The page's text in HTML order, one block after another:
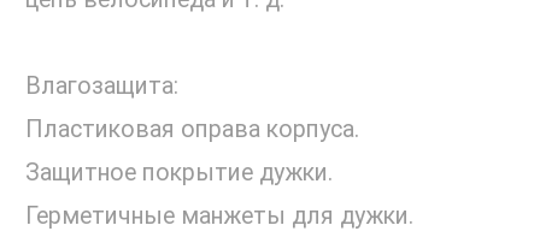
Влагозащита:
Пластиковая оправа корпуса.
Защитное покрытие дужки.
Герметичные манжеты для дужки.